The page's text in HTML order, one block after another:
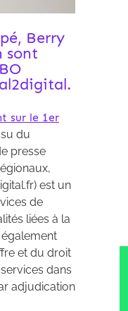
Berry
sont
sur le 1er
du
presse
est un
de
liées à la
et du droit
dans
adjudication